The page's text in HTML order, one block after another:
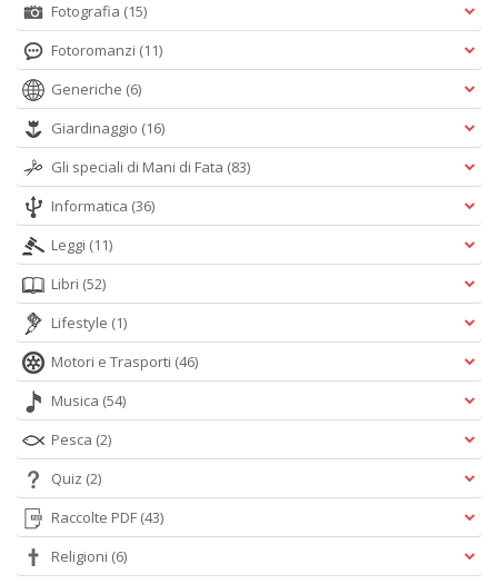
Fotografia (15)
Fotoromanzi (11)
Generiche (6)
Giardinaggio (16)
Gli speciali di Mani di Fata (83)
Informatica (36)
Leggi (11)
Libri (52)
Lifestyle (1)
Motori e Trasporti (46)
Musica (54)
Pesca (2)
Quiz (2)
Raccolte PDF (43)
Religioni (6)